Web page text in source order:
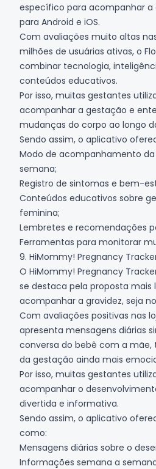
específico para acompanhar a
para Android e iOS.
Com avaliações muito altas
milhões de usuárias ativas, o
combinar tecnologia,
conteúdos educativos.
Por isso, muitas gestantes
acompanhar a gestação e
mudanças do corpo ao longo
Sendo assim, o aplicativo
Modo de acompanhamento
semana;
Registro de sintomas e bem-
Conteúdos educativos sobre
feminina;
Lembretes e recomendações
Ferramentas para monitorar
9. HiMommy! Pregnancy
O HiMommy! Pregnancy
se destaca pela proposta mais
acompanhar a gravidez, seja no
Com avaliações positivas nas
apresenta mensagens diárias
conversa do bebê com a mãe,
da gestação ainda mais
Por isso, muitas gestantes
acompanhar o
divertida e informativa.
Sendo assim, o aplicativo
como:
Mensagens diárias sobre o
Informações semana a